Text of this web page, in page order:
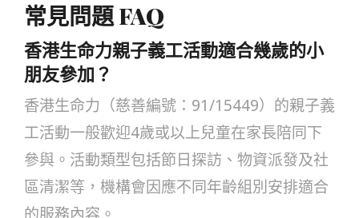
常見問題 FAQ
香港生命力親子義工活動適合幾歲的小
朋友參加？
香港生命力（慈善編號：91/15449）的親子義
工活動一般歡迎4歲或以上兒童在家長陪同下
參與。活動類型包括節日探訪、物資派發及社
區清潔等，機構會因應不同年齡組別安排適合